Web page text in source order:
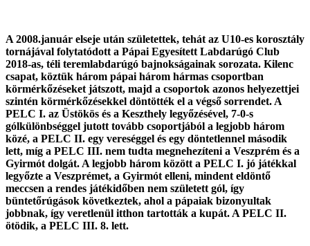
A 2008.január elseje után születettek, tehát az U10-es korosztály
tornájával folytatódott a Pápai Egyesített Labdarúgó Club
2018-as, téli teremlabdarúgó bajnokságainak sorozata. Kilenc
csapat, köztük három pápai három hármas csoportban
körmérkőzéseket játszott, majd a csoportok azonos helyezettjei
szintén körmérkőzésekkel döntötték el a végső sorrendet. A
PELC I. az Üstökös és a Keszthely legyőzésével, 7-0-s
gólkülönbséggel jutott tovább csoportjából a legjobb három
közé, a PELC II. egy vereséggel és egy döntetlennel második
lett, míg a PELC III. nem tudta megnehezíteni a Veszprém és a
Gyirmót dolgát. A legjobb három között a PELC I. jó játékkal
legyőzte a Veszprémet, a Gyirmót elleni, mindent eldöntő
meccsen a rendes játékidőben nem született gól, így
büntetőrúgások következtek, ahol a pápaiak bizonyultak
jobbnak, így veretlenül itthon tartották a kupát. A PELC II.
ötödik, a PELC III. 8. lett.